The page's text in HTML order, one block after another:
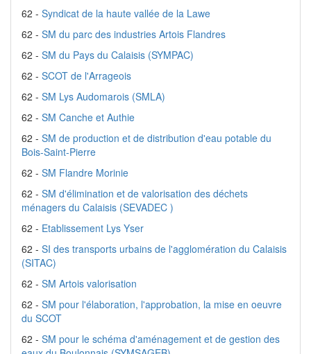
62 - Syndicat de la haute vallée de la Lawe
62 - SM du parc des industries Artois Flandres
62 - SM du Pays du Calaisis (SYMPAC)
62 - SCOT de l'Arrageois
62 - SM Lys Audomarois (SMLA)
62 - SM Canche et Authie
62 - SM de production et de distribution d'eau potable du
Bois-Saint-Pierre
62 - SM Flandre Morinie
62 - SM d'élimination et de valorisation des déchets
ménagers du Calaisis (SEVADEC )
62 - Etablissement Lys Yser
62 - SI des transports urbains de l'agglomération du Calaisis
(SITAC)
62 - SM Artois valorisation
62 - SM pour l'élaboration, l'approbation, la mise en oeuvre
du SCOT
62 - SM pour le schéma d'aménagement et de gestion des